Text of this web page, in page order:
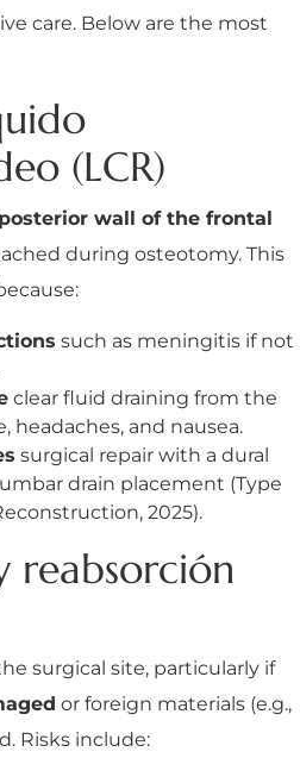
care. Below are the most
(LCR)
posterior wall of the frontal
during osteotomy. This
such as meningitis if not
clear fluid draining from the
headaches, and nausea.
surgical repair with a dural
drain placement (Type
2025).
reabsorción
surgical site, particularly if
or foreign materials (e.g.,
Risks include: